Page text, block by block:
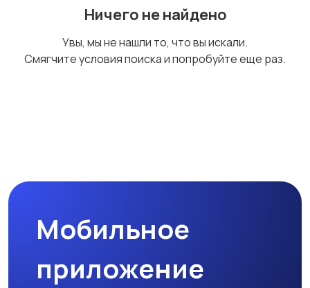
Платья и юбки
Футболки и топы Штаны и шорты
Другое
Ничего не найдено
Увы, мы не нашли то, что вы искали.
Смягчите условия поиска и попробуйте еще раз.
Мобильное
приложение